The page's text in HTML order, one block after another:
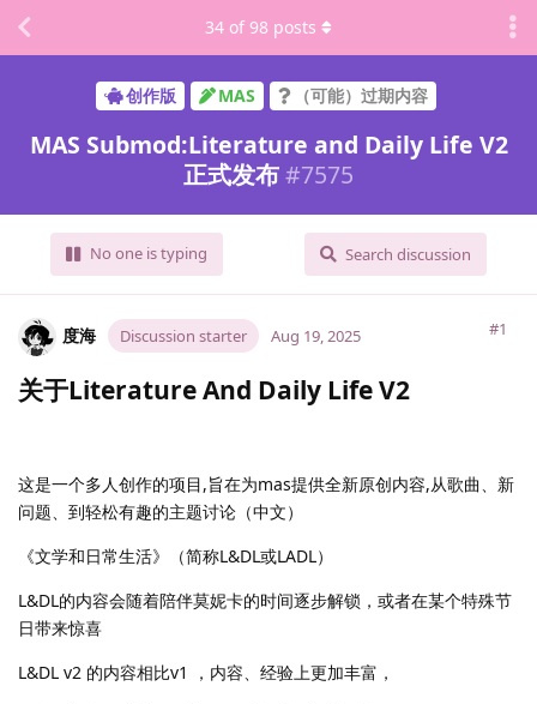
创作版 MAS （可能）过期内容
MAS Submod:Literature and Daily Life V2
正式发布#7575
No one is typing Search discussion
34 of 98 posts
度海 Discussion starter #1
Aug 19, 2025
关于Literature And Daily Life V2
这是一个多人创作的项目,旨在为mas提供全新原创内容,从歌曲、新
问题、到轻松有趣的主题讨论（中文）
《文学和日常生活》（简称L&DL或LADL）
L&DL的内容会随着陪伴莫妮卡的时间逐步解锁，或者在某个特殊节
日带来惊喜
L&DL v2 的内容相比v1 ，内容、经验上更加丰富，